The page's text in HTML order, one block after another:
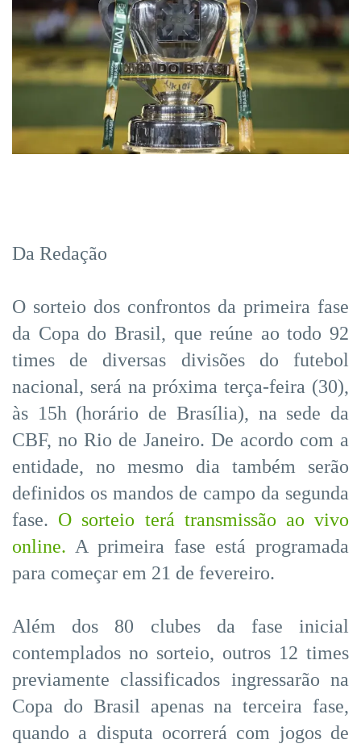
Da Redação
O sorteio dos confrontos da primeira fase
da Copa do Brasil, que reúne ao todo 92
times de diversas divisões do futebol
nacional, será na próxima terça-feira (30),
às 15h (horário de Brasília), na sede da
CBF, no Rio de Janeiro. De acordo com a
entidade, no mesmo dia também serão
definidos os mandos de campo da segunda
fase. O sorteio terá transmissão ao vivo
online. A primeira fase está programada
para começar em 21 de fevereiro.
Além dos 80 clubes da fase inicial
contemplados no sorteio, outros 12 times
previamente classificados ingressarão na
Copa do Brasil apenas na terceira fase,
quando a disputa ocorrerá com jogos de